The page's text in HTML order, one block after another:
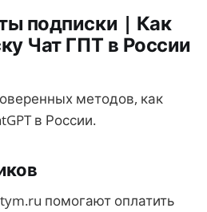
подписки | Как
Чат ГПТ в России
методов, как
в России.
помогают оплатить